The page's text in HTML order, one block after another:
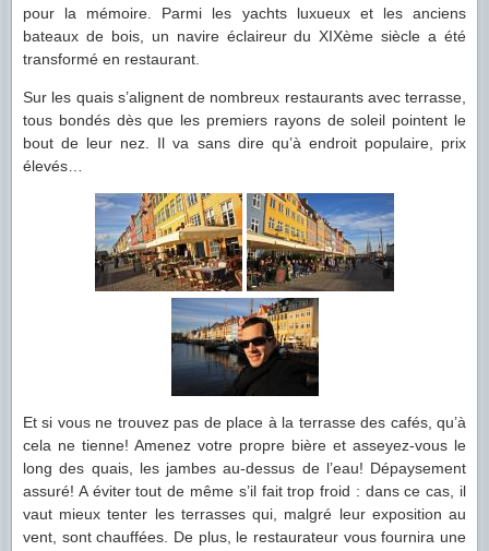
pour la mémoire. Parmi les yachts luxueux et les anciens
bateaux de bois, un navire éclaireur du XIXème siècle a été
transformé en restaurant.
Sur les quais s’alignent de nombreux restaurants avec terrasse,
tous bondés dès que les premiers rayons de soleil pointent le
bout de leur nez. Il va sans dire qu’à endroit populaire, prix
élevés…
Et si vous ne trouvez pas de place à la terrasse des cafés, qu’à
cela ne tienne! Amenez votre propre bière et asseyez-vous le
long des quais, les jambes au-dessus de l’eau! Dépaysement
assuré! A éviter tout de même s’il fait trop froid : dans ce cas, il
vaut mieux tenter les terrasses qui, malgré leur exposition au
vent, sont chauffées. De plus, le restaurateur vous fournira une